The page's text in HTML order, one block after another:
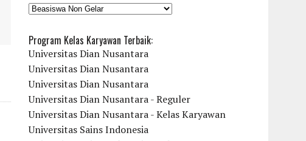
KATEGORI
Program Kelas Karyawan Terbaik:
Universitas Dian Nusantara
Universitas Dian Nusantara
Universitas Dian Nusantara
Universitas Dian Nusantara - Reguler
Universitas Dian Nusantara - Kelas Karyawan
Universitas Sains Indonesia